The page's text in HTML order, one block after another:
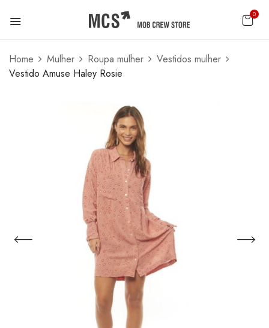
0
Home Mulher Roupa mulher
Vestidos mulher
Vestido Amuse Haley Rosie